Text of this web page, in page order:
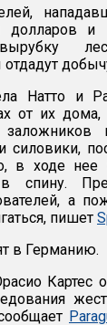
долларов и
Натто и
от их
в ходе
спину.
а
пишет
в Германию.
Картес